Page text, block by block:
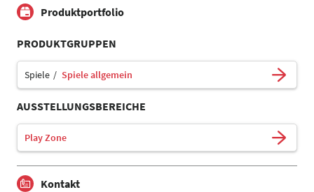
Produktportfolio
PRODUKTGRUPPEN
Spiele Spiele allgemein
AUSSTELLUNGSBEREICHE
Play Zone
Kontakt